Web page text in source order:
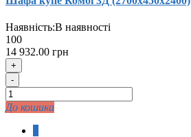
Наявність:В наявності
100
14 932.00 грн
+
-
До кошика